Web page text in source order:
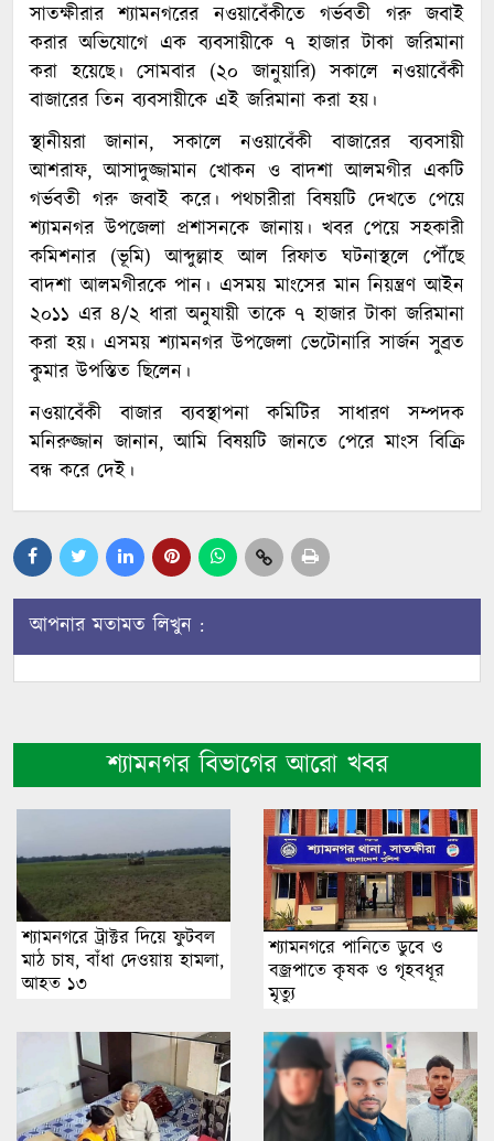
সাতক্ষীরার শ্যামনগরের নওয়াবেঁকীতে গর্ভবতী গরু জবাই
করার অভিযোগে এক ব্যবসায়ীকে ৭ হাজার টাকা জরিমানা
করা হয়েছে। সোমবার (২০ জানুয়ারি) সকালে নওয়াবেঁকী
বাজারের তিন ব্যবসায়ীকে এই জরিমানা করা হয়।
স্থানীয়রা জানান, সকালে নওয়াবেঁকী বাজারের ব্যবসায়ী
আশরাফ, আসাদুজ্জামান খোকন ও বাদশা আলমগীর একটি
গর্ভবতী গরু জবাই করে। পথচারীরা বিষয়টি দেখতে পেয়ে
শ্যামনগর উপজেলা প্রশাসনকে জানায়। খবর পেয়ে সহকারী
কমিশনার (ভূমি) আব্দুল্লাহ আল রিফাত ঘটনাস্থলে পৌঁছে
বাদশা আলমগীরকে পান। এসময় মাংসের মান নিয়ন্ত্রণ আইন
২০১১ এর ৪/২ ধারা অনুযায়ী তাকে ৭ হাজার টাকা জরিমানা
করা হয়। এসময় শ্যামনগর উপজেলা ভেটোনারি সার্জন সুব্রত
কুমার উপস্তিত ছিলেন।
নওয়াবেঁকী বাজার ব্যবস্থাপনা কমিটির সাধারণ সম্পদক
মনিরুজ্জান জানান, আমি বিষয়টি জানতে পেরে মাংস বিক্রি
বন্ধ করে দেই।
আপনার মতামত লিখুন :
শ্যামনগর বিভাগের আরো খবর
শ্যামনগরে ট্রাক্টর দিয়ে ফুটবল
মাঠ চাষ, বাঁধা দেওয়ায় হামলা,
আহত ১৩
শ্যামনগরে পানিতে ডুবে ও
বজ্রপাতে কৃষক ও গৃহবধূর
মৃত্যু